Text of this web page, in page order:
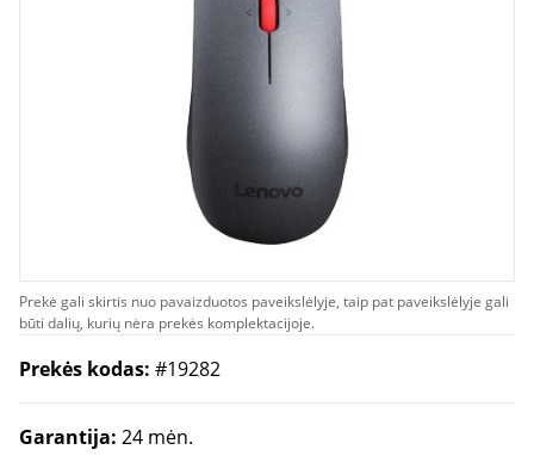
Prekė gali skirtis nuo pavaizduotos paveikslėlyje, taip pat paveikslėlyje gali
būti dalių, kurių nėra prekės komplektacijoje.
Prekės kodas: #19282
Garantija: 24 mėn.